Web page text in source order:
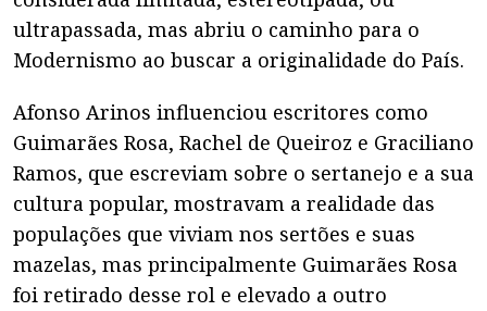
ultrapassada, mas abriu o caminho para o
Modernismo ao buscar a originalidade do País.
Afonso Arinos influenciou escritores como
Guimarães Rosa, Rachel de Queiroz e Graciliano
Ramos, que escreviam sobre o sertanejo e a sua
cultura popular, mostravam a realidade das
populações que viviam nos sertões e suas
mazelas, mas principalmente Guimarães Rosa
foi retirado desse rol e elevado a outro